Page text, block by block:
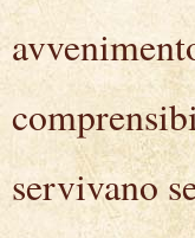
servivano